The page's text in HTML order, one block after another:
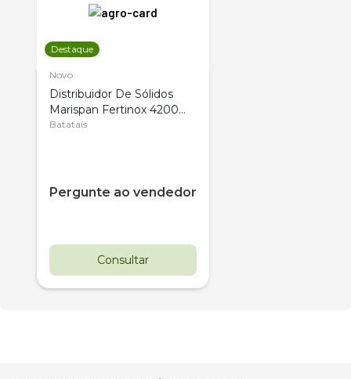
Destaque
Novo
Distribuidor De Sólidos
Marispan Fertinox 4200
Citrus
Batatais
Pergunte ao vendedor
Consultar